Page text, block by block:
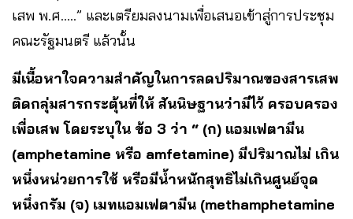
เสพ พ.ศ…..” และเตรียมลงนามเพื่อเสนอเข้าสู่การประชุม
คณะรัฐมนตรี แล้วนั้น
มีเนื้อหาใจความสําคัญในการลดปริมาณของสารเสพ
ติดกลุ่มสารกระตุ้นที่ให้ สันนิษฐานว่ามีไว้ ครอบครอง
เพื่อเสพ โดยระบุใน ข้อ 3 ว่า “ (ก) แอมเฟตามีน
(amphetamine หรือ amfetamine) มีปริมาณไม่ เกิน
หนึ่งหน่วยการใช้ หรือมีน้ำหนักสุทธิไม่เกินศูนย์จุด
หนึ่งกรัม (จ) เมทแอมเฟตามีน (methamphetamine